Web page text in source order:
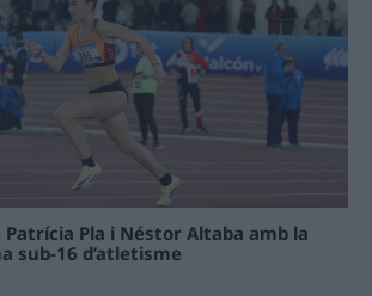
Patrícia Pla i Néstor Altaba amb la
sub-16 d’atletisme